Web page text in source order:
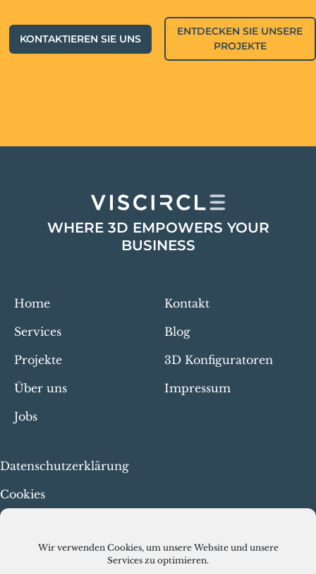
Wir verwenden Cookies, um unsere Website und unsere
Services zu optimieren.
KONTAKTIEREN SIE UNS
ENTDECKEN SIE UNSERE
PROJEKTE
WHERE 3D EMPOWERS YOUR
BUSINESS
Home
Services
Projekte
Über uns
Jobs
Kontakt
Blog
3D Konfiguratoren
Impressum
Datenschutzerklärung
Cookies